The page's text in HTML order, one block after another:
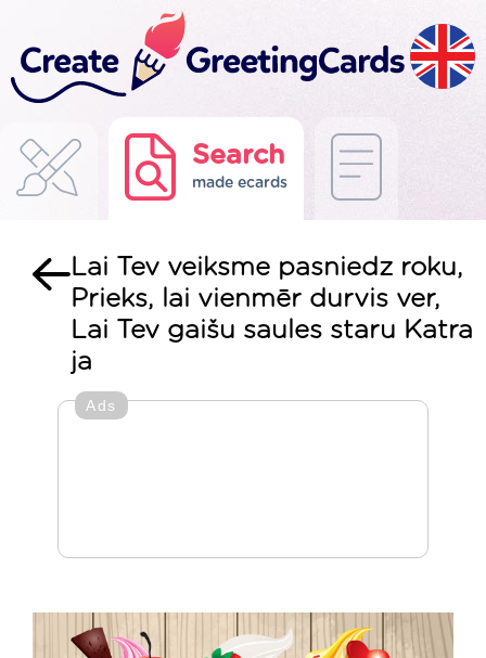
Search
made ecards
Lai Tev veiksme pasniedz roku,
Prieks, lai vienmēr durvis ver,
Lai Tev gaišu saules staru Katra
ja
Ads